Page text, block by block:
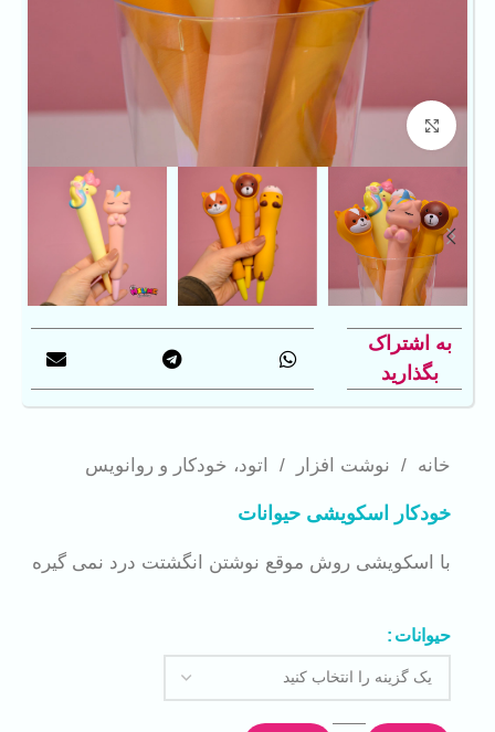
خانه / نوشت افزار / اتود، خودکار و روانویس
خودکار اسکویشی حیوانات
با اسکویشی روش موقع نوشتن انگشتت درد نمی گیره
حیوانات
بزرگنمایی تصویر
به اشتراک
بگذارید